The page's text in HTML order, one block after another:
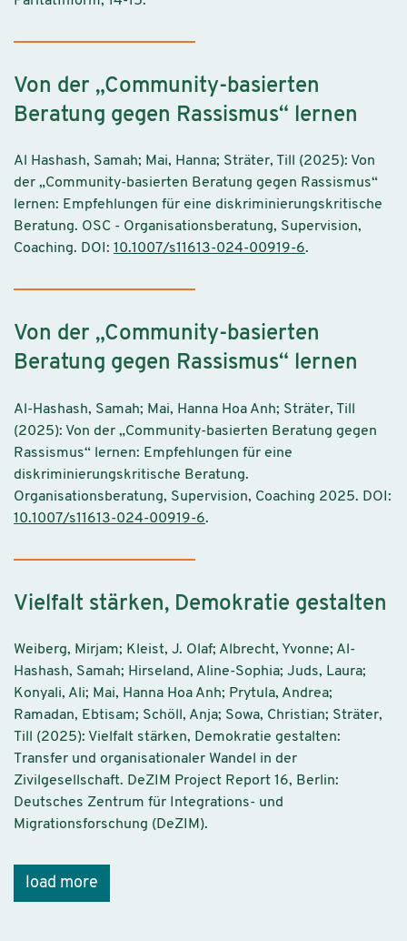
Von der „Community-basierten
Beratung gegen Rassismus“ lernen
Al Hashash, Samah; Mai, Hanna; Sträter, Till (2025): Von
der „Community-basierten Beratung gegen Rassismus“
lernen: Empfehlungen für eine diskriminierungskritische
Beratung. OSC - Organisationsberatung, Supervision,
Coaching. DOI: 10.1007/s11613-024-00919-6.
Von der „Community-basierten
Beratung gegen Rassismus“ lernen
Al-Hashash, Samah; Mai, Hanna Hoa Anh; Sträter, Till
(2025): Von der „Community-basierten Beratung gegen
Rassismus“ lernen: Empfehlungen für eine
diskriminierungskritische Beratung.
Organisationsberatung, Supervision, Coaching 2025. DOI:
10.1007/s11613-024-00919-6.
Vielfalt stärken, Demokratie gestalten
Weiberg, Mirjam; Kleist, J. Olaf; Albrecht, Yvonne; Al-
Hashash, Samah; Hirseland, Aline-Sophia; Juds, Laura;
Konyali, Ali; Mai, Hanna Hoa Anh; Prytula, Andrea;
Ramadan, Ebtisam; Schöll, Anja; Sowa, Christian; Sträter,
Till (2025): Vielfalt stärken, Demokratie gestalten:
Transfer und organisationaler Wandel in der
Zivilgesellschaft. DeZIM Project Report 16, Berlin:
Deutsches Zentrum für Integrations- und
Migrationsforschung (DeZIM).
load more